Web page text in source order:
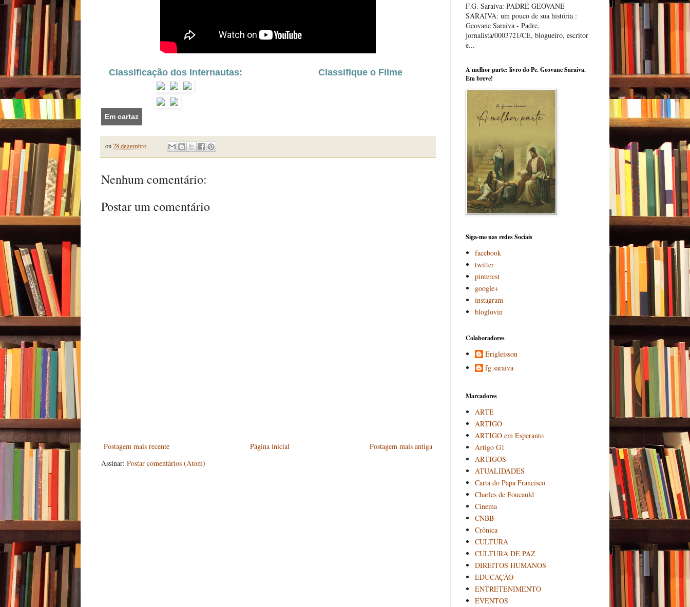
Classificação dos Internautas: Classifique o Filme
Em cartaz
on28 dezembro
Nenhum comentário:
Postar um comentário
Postagem mais recente Postagem mais antiga
Página inicial
Assinar: Postar comentários (Atom)
F.G. Saraiva: PADRE GEOVANE
SARAIVA: um pouco de sua história :
Geovane Saraiva - Padre,
jornalista/0003721/CE, blogueiro, escritor
e...
A melhor parte: livro do Pe. Geovane Saraiva.
Em breve!
Siga-me nas redes Sociais
facebook
twitter
pinterest
google+
instagram
bloglovin
Colaboradores
Erigleisson
fg saraiva
Marcadores
ARTE
ARTIGO
ARTIGO em Esperanto
Artigo G1
ARTIGOS
ATUALIDADES
Carta do Papa Francisco
Charles de Foucauld
Cinema
CNBB
Crônica
CULTURA
CULTURA DE PAZ
DIREITOS HUMANOS
EDUCAÇÃO
ENTRETENIMENTO
EVENTOS